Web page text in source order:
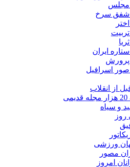
مجلس
شفق سرخ
ایران
پرورش
صور اسرافیل
از انقلاب
و سیاه
روز
ورزشی
مصور
امروز